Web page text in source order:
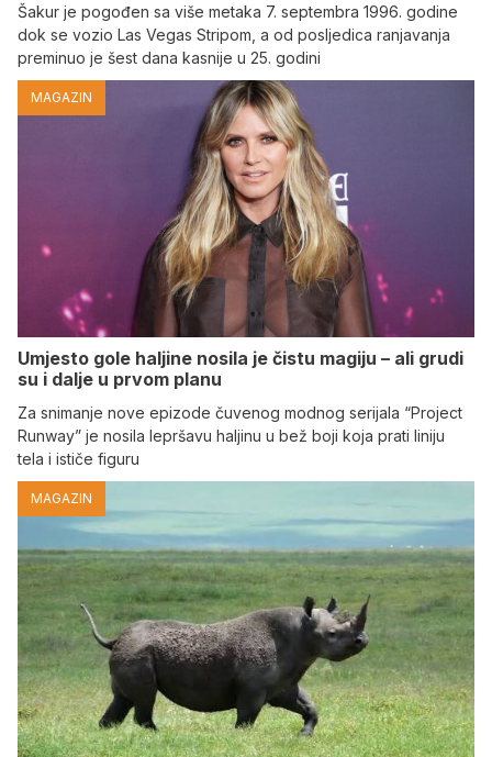
Šakur je pogođen sa više metaka 7. septembra 1996. godine
dok se vozio Las Vegas Stripom, a od posljedica ranjavanja
preminuo je šest dana kasnije u 25. godini
MAGAZIN
Umjesto gole haljine nosila je čistu magiju – ali grudi
su i dalje u prvom planu
Za snimanje nove epizode čuvenog modnog serijala “Project
Runway” je nosila lepršavu haljinu u bež boji koja prati liniju
tela i ističe figuru
MAGAZIN